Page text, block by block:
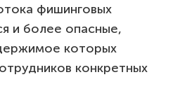
фишинговых
и более опасные,
которых
конкретных